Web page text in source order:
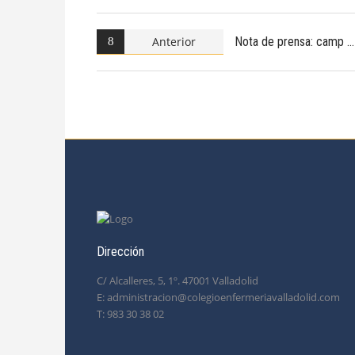
Anterior Nota de prensa: camp
Dirección
C/ Alcalleres, 5, 1º. 47001 Valladolid
E: administracion@colegioenfermeriavalladolid.com
T: 983 30 38 02